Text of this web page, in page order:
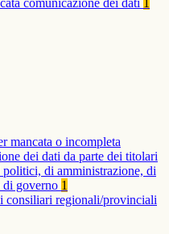
comunicazione dei dati 1
mancata o incompleta
dei dati da parte dei titolari
di amministrazione, di
di governo 1
consiliari regionali/provinciali